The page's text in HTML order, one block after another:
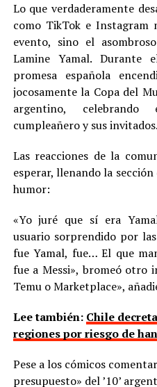
Lo que verdaderamente
como TikTok e Instagram
evento, sino el
Lamine Yamal. Durante
promesa española
jocosamente la Copa del
argentino,
cumpleañero y sus invitados.
Las reacciones de la
esperar, llenando la
humor:
«Yo juré que sí era
usuario sorprendido por
fue Yamal, fue… El que
fue a Messi», bromeó otro
Temu o Marketplace»,
Lee también: Chile
regiones por riesgo de
Pese a los cómicos
presupuesto» del ’10’